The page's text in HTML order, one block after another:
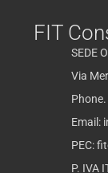
FIT
SEDE
Via
Email:
PEC:
P. IVA